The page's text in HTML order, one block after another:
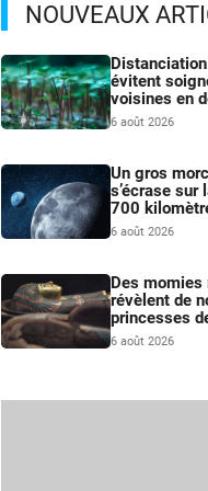
NOUVEAUX
évitent
voisines en
6 août 2026
Un gros
s’écrase sur
700
6 août 2026
Des
révèlent de
princesses
6 août 2026